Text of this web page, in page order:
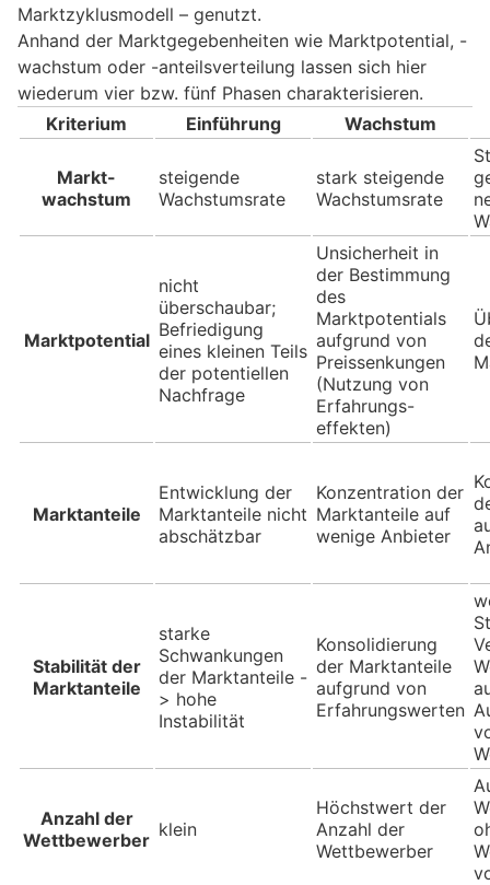
Marktzyklusmodell – genutzt.
Anhand der Marktgegebenheiten wie Marktpotential, -
wachstum oder -anteilsverteilung lassen sich hier
wiederum vier bzw. fünf Phasen charakterisieren.
Kriterium
Einführung Wachstum
Markt-
wachstum
steigende
Wachstumsrate
stark steigende
Wachstumsrate
Marktpotential
nicht
überschaubar;
Befriedigung
eines kleinen Teils
der potentiellen
Nachfrage
Unsicherheit in
der Bestimmung
des
Marktpotentials
aufgrund von
Preissenkungen
(Nutzung von
Erfahrungs-
effekten)
Marktanteile
Entwicklung der
Marktanteile nicht
abschätzbar
Konzentration der
Marktanteile auf
wenige Anbieter
Stabilität der
Marktanteile
starke
Schwankungen
der Marktanteile -
> hohe
Instabilität
Konsolidierung
der Marktanteile
aufgrund von
Erfahrungswerten
Anzahl der
Wettbewerber klein
Höchstwert der
Anzahl der
Wettbewerber